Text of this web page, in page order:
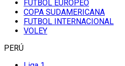
FUTBOL EUROPEO
COPA SUDAMERICANA
FUTBOL INTERNACIONAL
VOLEY
PERÚ